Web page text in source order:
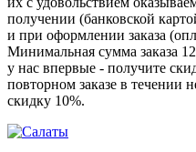
получении (банковской
и при оформлении заказа
Минимальная сумма заказа
у нас впервые - получите
повторном заказе в течении
скидку 10%.